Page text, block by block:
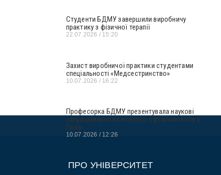
Студенти БДМУ завершили виробничу
практику з фізичної терапії
22.07.2026 15:20
Захист виробничої практики студентами
спеціальності «Медсестринство»
10.07.2026 16:22
Професорка БДМУ презентувала наукові
напрацювання на конгресі офтальмологів у
Празі
10.07.2026 12:26
ПРО УНІВЕРСИТЕТ